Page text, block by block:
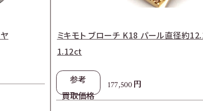
ミキモト ブローチ K18 パール直径約
1.12ct
参考
買取価格
177,500 円